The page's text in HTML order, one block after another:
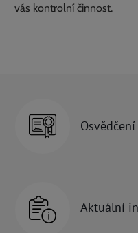
vás kontrolní činnost.
Aktuální